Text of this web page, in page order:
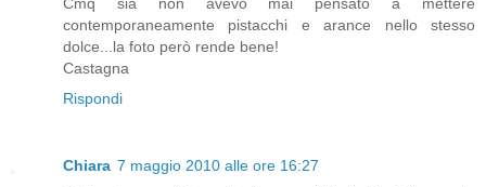
contemporaneamente pistacchi e arance nello stesso
dolce...la foto però rende bene!
Castagna
Rispondi
Chiara 7 maggio 2010 alle ore 16:27